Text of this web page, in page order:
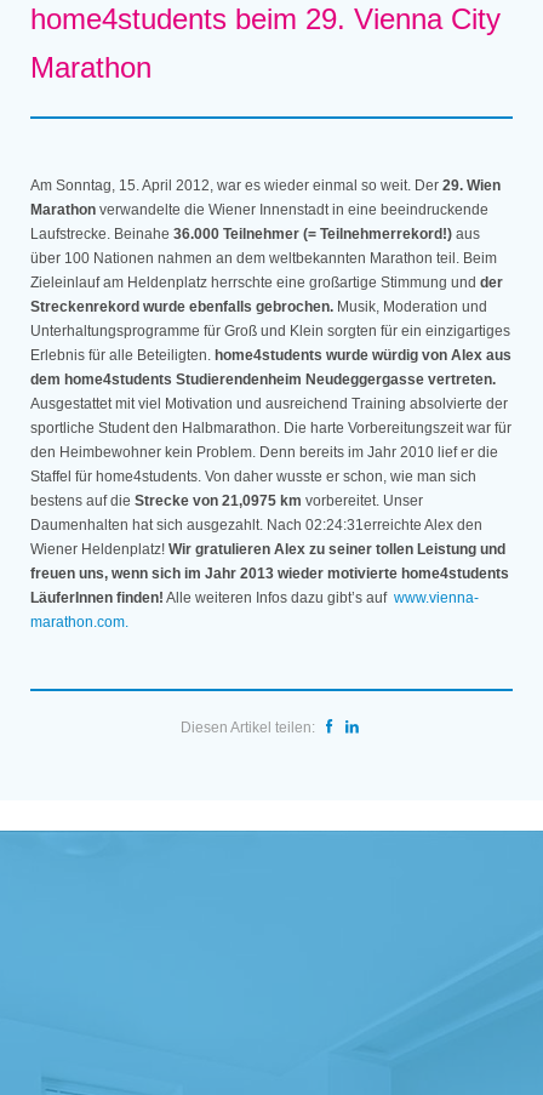
home4students beim 29. Vienna City
Marathon
Am Sonntag, 15. April 2012, war es wieder einmal so weit. Der 29. Wien
Marathon verwandelte die Wiener Innenstadt in eine beeindruckende
Laufstrecke. Beinahe 36.000 Teilnehmer (= Teilnehmerrekord!) aus
über 100 Nationen nahmen an dem weltbekannten Marathon teil. Beim
Zieleinlauf am Heldenplatz herrschte eine großartige Stimmung und der
Streckenrekord wurde ebenfalls gebrochen. Musik, Moderation und
Unterhaltungsprogramme für Groß und Klein sorgten für ein einzigartiges
Erlebnis für alle Beteiligten. home4students wurde würdig von Alex aus
dem home4students Studierendenheim Neudeggergasse vertreten.
Ausgestattet mit viel Motivation und ausreichend Training absolvierte der
sportliche Student den Halbmarathon. Die harte Vorbereitungszeit war für
den Heimbewohner kein Problem. Denn bereits im Jahr 2010 lief er die
Staffel für home4students. Von daher wusste er schon, wie man sich
bestens auf die Strecke von 21,0975 km vorbereitet. Unser
Daumenhalten hat sich ausgezahlt. Nach 02:24:31erreichte Alex den
Wiener Heldenplatz! Wir gratulieren Alex zu seiner tollen Leistung und
freuen uns, wenn sich im Jahr 2013 wieder motivierte home4students
LäuferInnen finden! Alle weiteren Infos dazu gibt’s auf www.vienna-
marathon.com.
Diesen Artikel teilen: